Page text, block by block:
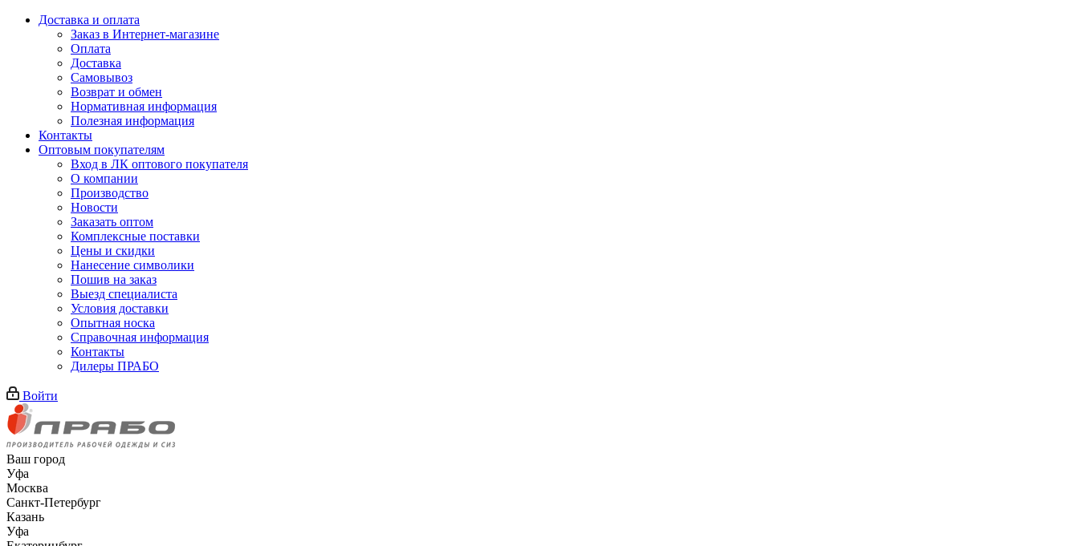
Доставка и оплата
Заказ в Интернет-магазине
Оплата
Доставка
Самовывоз
Возврат и обмен
Нормативная информация
Полезная информация
Контакты
Оптовым покупателям
Вход в ЛК оптового покупателя
О компании
Производство
Новости
Заказать оптом
Комплексные поставки
Цены и скидки
Нанесение символики
Пошив на заказ
Выезд специалиста
Условия доставки
Опытная носка
Справочная информация
Контакты
Дилеры ПРАБО
Войти
Ваш город
Уфа
Москва
Санкт-Петербург
Казань
Уфа